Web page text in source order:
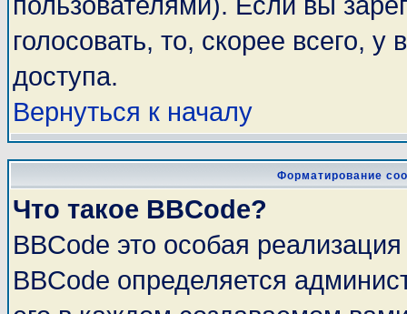
голосовать, то, скорее всего,
доступа.
Вернуться к началу
Форматирование
Что такое BBCode?
BBCode это особая
BBCode определяется